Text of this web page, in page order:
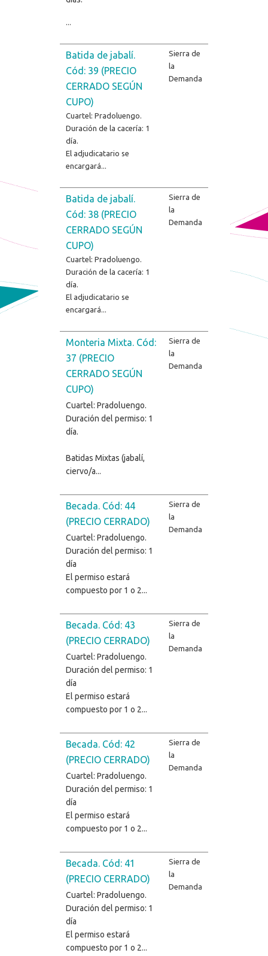
Batida de jabalí.
Cód: 39 (PRECIO
CERRADO SEGÚN
CUPO)
Cuartel: Pradoluengo.
Duración de la cacería: 1
día.
El adjudicatario se
encargará...
Sierra de
la
Demanda
Batida de jabalí.
Cód: 38 (PRECIO
CERRADO SEGÚN
CUPO)
Cuartel: Pradoluengo.
Duración de la cacería: 1
día.
El adjudicatario se
encargará...
Sierra de
la
Demanda
Monteria Mixta. Cód:
37 (PRECIO
CERRADO SEGÚN
CUPO)
Cuartel: Pradoluengo.
Duración del permiso: 1
día.
Batidas Mixtas (jabalí,
ciervo/a...
Sierra de
la
Demanda
Becada. Cód: 44
(PRECIO CERRADO)
Cuartel: Pradoluengo.
Duración del permiso: 1
día
El permiso estará
compuesto por 1 o 2...
Sierra de
la
Demanda
Becada. Cód: 43
(PRECIO CERRADO)
Cuartel: Pradoluengo.
Duración del permiso: 1
día
El permiso estará
compuesto por 1 o 2...
Sierra de
la
Demanda
Becada. Cód: 42
(PRECIO CERRADO)
Cuartel: Pradoluengo.
Duración del permiso: 1
día
El permiso estará
compuesto por 1 o 2...
Sierra de
la
Demanda
Becada. Cód: 41
(PRECIO CERRADO)
Cuartel: Pradoluengo.
Duración del permiso: 1
día
El permiso estará
compuesto por 1 o 2...
Sierra de
la
Demanda